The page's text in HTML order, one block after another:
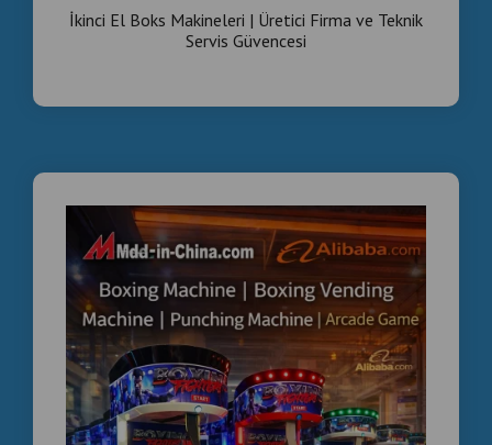
İkinci El Boks Makineleri | Üretici Firma ve Teknik
Servis Güvencesi